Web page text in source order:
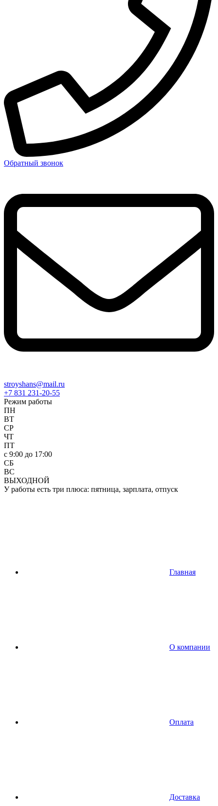
Обратный звонок
stroyshans@mail.ru
+7 831 231-20-55
Режим работы
ПН
ВТ
СР
ЧТ
ПТ
c 9:00 до 17:00
СБ
ВС
ВЫХОДНОЙ
У работы есть три плюса: пятница, зарплата, отпуск
Главная
О компании
Оплата
Доставка